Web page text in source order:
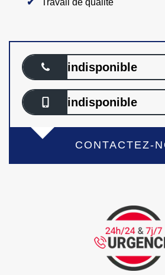
indisponible
indisponible
CONTACTEZ-